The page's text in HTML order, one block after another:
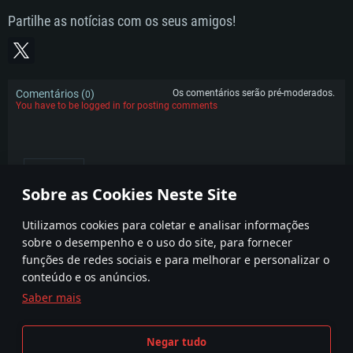
Sobre as Cookies Neste Site
Utilizamos cookies para coletar e analisar informações
sobre o desempenho e o uso do site, para fornecer
funções de redes sociais e para melhorar e personalizar o
conteúdo e os anúncios.
Saber mais
Negar tudo
Network: Internet de banda larga.
Disco: 75,9 GB
Network: Internet de banda larga.
meses) / equivalentes AMD (Radeon RX 570) com os drivers mais recentes
Network: Internet de banda larga.
Partilhe as notícias com os seus amigos!
Comentários (0)
Os comentários serão pré-moderados.
You have to be logged in for posting comments
Termos e condições
Definições de Cookies